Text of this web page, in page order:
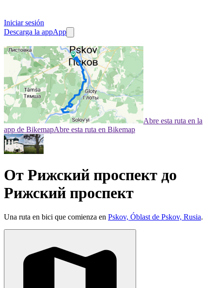
Iniciar sesión
Descarga la appApp
Abre esta ruta en la
app de BikemapAbre esta ruta en Bikemap
От Pижский проспект до
Pижский проспект
Una ruta en bici que comienza en Pskov, Óblast de Pskov, Rusia.